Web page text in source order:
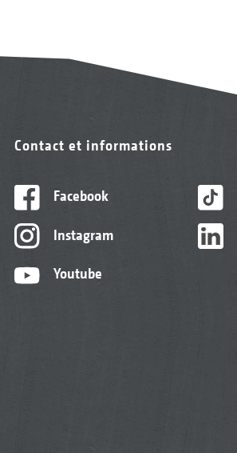
Contact et informations
Facebook
Instagram
Youtube